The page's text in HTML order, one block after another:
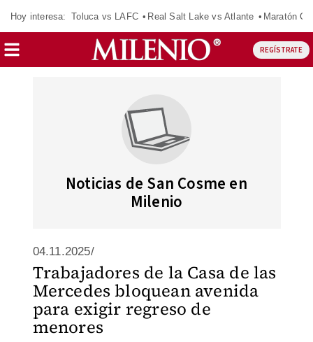
Hoy interesa: Toluca vs LAFC Real Salt Lake vs Atlante Maratón
REGÍSTRATE
Noticias de San Cosme en
Milenio
04.11.2025/
Trabajadores de la Casa de las
Mercedes bloquean avenida
para exigir regreso de
menores